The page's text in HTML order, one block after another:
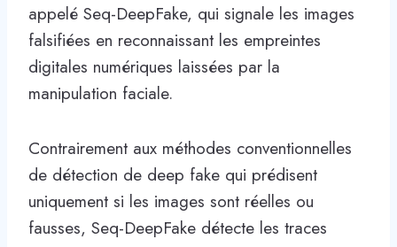
appelé Seq-DeepFake, qui signale les images
falsifiées en reconnaissant les empreintes
digitales numériques laissées par la
manipulation faciale.
Contrairement aux méthodes conventionnelles
de détection de deep fake qui prédisent
uniquement si les images sont réelles ou
fausses, Seq-DeepFake détecte les traces